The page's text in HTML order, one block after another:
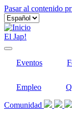
Pasar al contenido
El Jap!
Eventos
Empleo
Comunidad